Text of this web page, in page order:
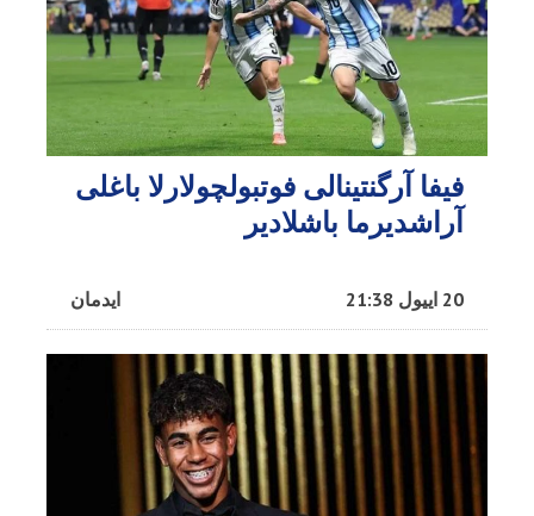
فیفا آرگنتینالی فوتبولچولارلا باغلی
آراشدیرما باشلادیر
ایدمان 20 اییول 21:38